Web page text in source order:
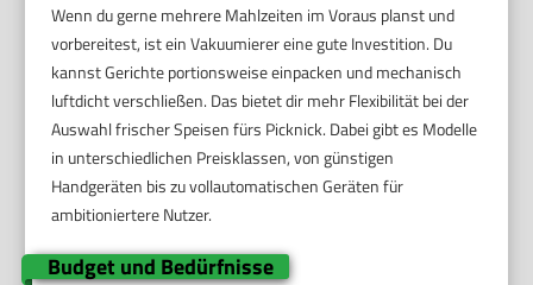
Wenn du gerne mehrere Mahlzeiten im Voraus planst und
vorbereitest, ist ein Vakuumierer eine gute Investition. Du
kannst Gerichte portionsweise einpacken und mechanisch
luftdicht verschließen. Das bietet dir mehr Flexibilität bei der
Auswahl frischer Speisen fürs Picknick. Dabei gibt es Modelle
in unterschiedlichen Preisklassen, von günstigen
Handgeräten bis zu vollautomatischen Geräten für
ambitioniertere Nutzer.
Budget und Bedürfnisse